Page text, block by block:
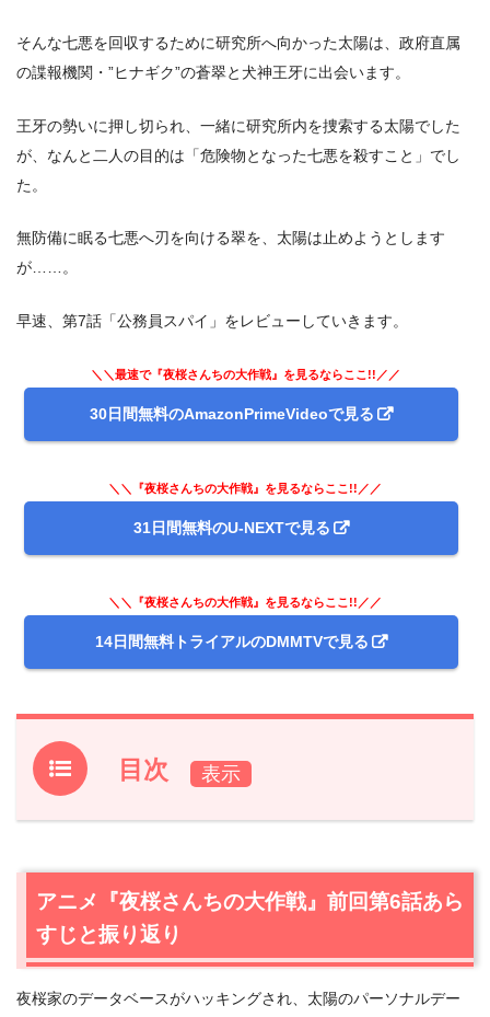
そんな七悪を回収するために研究所へ向かった太陽は、政府直属
の諜報機関・”ヒナギク”の蒼翠と犬神王牙に出会います。
王牙の勢いに押し切られ、一緒に研究所内を捜索する太陽でした
が、なんと二人の目的は「危険物となった七悪を殺すこと」でし
た。
無防備に眠る七悪へ刃を向ける翠を、太陽は止めようとします
が……。
早速、第7話「公務員スパイ」をレビューしていきます。
＼＼最速で『夜桜さんちの大作戦』を見るならここ!!／／
30日間無料のAmazonPrimeVideoで見る
＼＼『夜桜さんちの大作戦』を見るならここ!!／／
31日間無料のU-NEXTで見る
＼＼『夜桜さんちの大作戦』を見るならここ!!／／
14日間無料トライアルのDMMTVで見る
目次
1.アニメ『夜桜さんちの大作戦』前回第6話あらすじと振り
【ネタバレあり】アニメ『夜桜さんちの大作戦』第7話
あらすじ・感想
2.1七悪救出ミッション！
2.3 蒼翠を尾行せよ
アニメ『夜桜さんちの大作戦』前回第6話あら
すじと振り返り
夜桜家のデータベースがハッキングされ、太陽のパーソナルデー